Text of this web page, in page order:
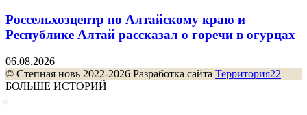
Россельхозцентр по Алтайскому краю и
Республике Алтай рассказал о горечи в огурцах
06.08.2026
© Степная новь 2022-2026 Разработка сайта Территория22
БОЛЬШЕ ИСТОРИЙ